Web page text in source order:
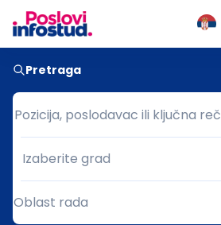
Pretraga
Pozicija, poslodavac ili ključna reč
Pozicija, poslodavac ili ključna reč
Grad
Izaberite grad
Oblast rada